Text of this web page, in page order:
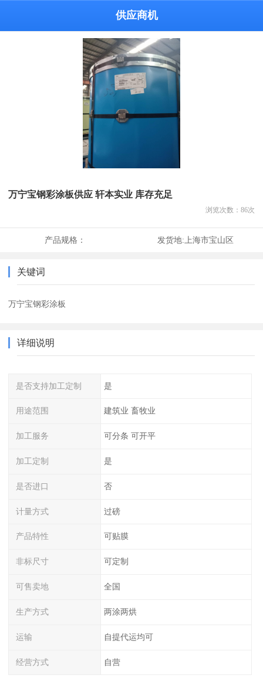
供应商机
万宁宝钢彩涂板供应 轩本实业 库存充足
浏览次数： 86次
产品规格： 发货地:上海市宝山区
关键词
万宁宝钢彩涂板
详细说明
是否支持加工定制 是
用途范围 建筑业 畜牧业
加工服务 可分条 可开平
加工定制 是
是否进口 否
计量方式 过磅
产品特性 可贴膜
非标尺寸 可定制
可售卖地 全国
生产方式 两涂两烘
运输 自提代运均可
经营方式 自营